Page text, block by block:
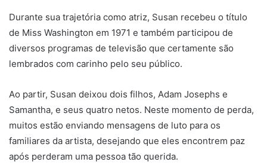
Durante sua trajetória como atriz, Susan recebeu o título
de Miss Washington em 1971 e também participou de
diversos programas de televisão que certamente são
lembrados com carinho pelo seu público.
Ao partir, Susan deixou dois filhos, Adam Josephs e
Samantha, e seus quatro netos. Neste momento de perda,
muitos estão enviando mensagens de luto para os
familiares da artista, desejando que eles encontrem paz
após perderam uma pessoa tão querida.